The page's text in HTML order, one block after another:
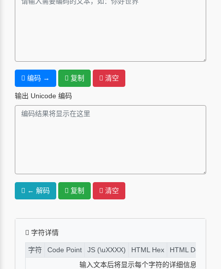
编码 → 复制 清空
输出 Unicode 编码
← 解码 复制 清空
字符详情
字符 Code Point JS (\uXXXX) HTML Hex HTML Dec
输入文本后将显示每个字符的详细信息